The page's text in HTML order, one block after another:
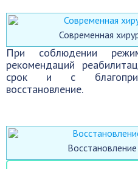
Современная
При соблюдении
рекомендаций
срок и с
восстановление.